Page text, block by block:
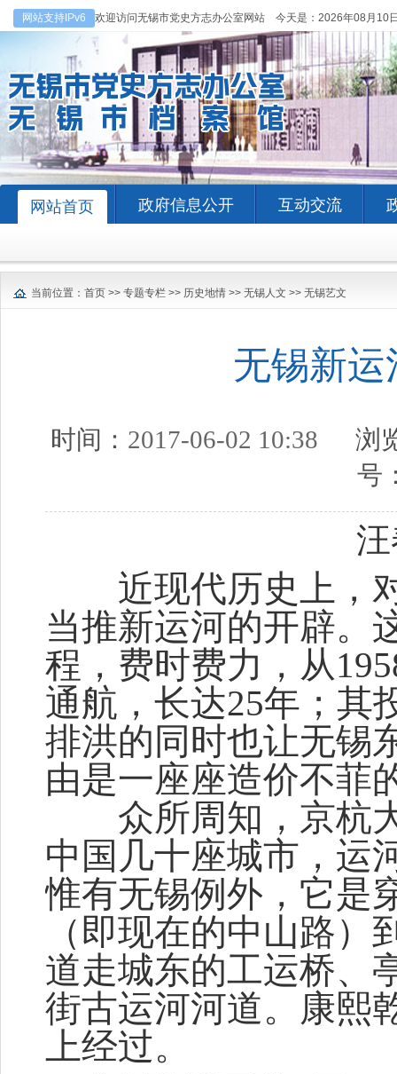
网站支持IPv6 欢迎访问无锡市党史方志办公室网站 今天是： 2026年08月10
网站首页 政府信息公开 互动交流
当前位置： 首页 >> 专题专栏 >> 历史地情 >> 无锡人文 >> 无锡艺文
无锡新
时间： 2017-06-02 10:38 浏
号
近现代历史上，对
当推新运河的开辟。
程，费时费力，从
通航，长达25年；其
排洪的同时也让无锡
由是一座座造价不菲
众所周知，京杭大
中国几十座城市，运
惟有无锡例外，它是
（即现在的中山路
道走城东的工运桥、
街古运河河道。康熙
上经过。